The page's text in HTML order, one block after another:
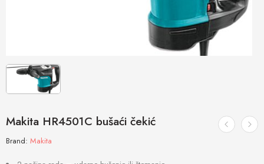
Makita HR4501C bušaći čekić
Brand: Makita